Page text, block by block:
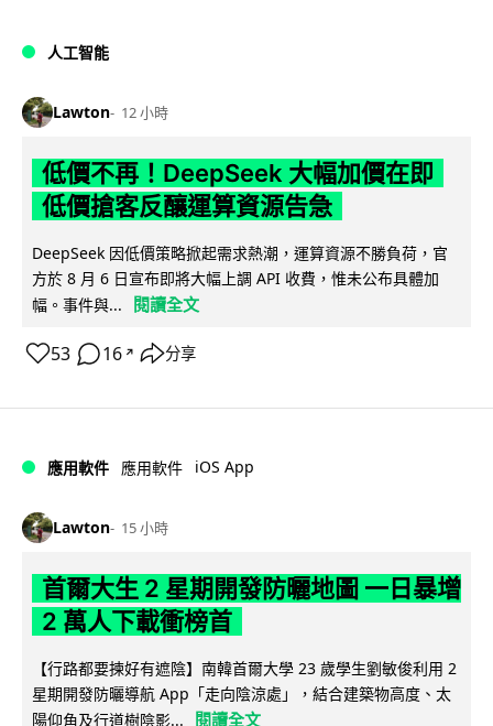
人工智能
Lawton 12 小時
低價不再！DeepSeek 大幅加價在即
低價搶客反釀運算資源告急
DeepSeek 因低價策略掀起需求熱潮，運算資源不勝負荷，官
方於 8 月 6 日宣布即將大幅上調 API 收費，惟未公布具體加
幅。事件與...
閱讀全文
53 16 ↗ 分享
應用軟件 應用軟件 iOS App
Lawton 15 小時
首爾大生 2 星期開發防曬地圖 一日暴增
2 萬人下載衝榜首
【行路都要揀好有遮陰】南韓首爾大學 23 歲學生劉敏俊利用 2
星期開發防曬導航 App「走向陰涼處」，結合建築物高度、太
陽仰角及行道樹陰影...
閱讀全文